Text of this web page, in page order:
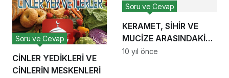
CİNLER YEDİKLERİ VE
CİNLERİN MESKENLERİ
Soru ve Cevap
KERAMET, SİHİR VE
MUCİZE ARASINDAKİ
FARK
Soru ve Cevap
10 yıl önce